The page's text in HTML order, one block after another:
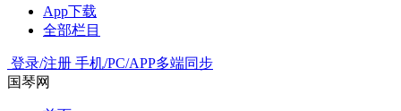
App下载
全部栏目
登录/注册 手机/PC/APP多端同步
国琴网